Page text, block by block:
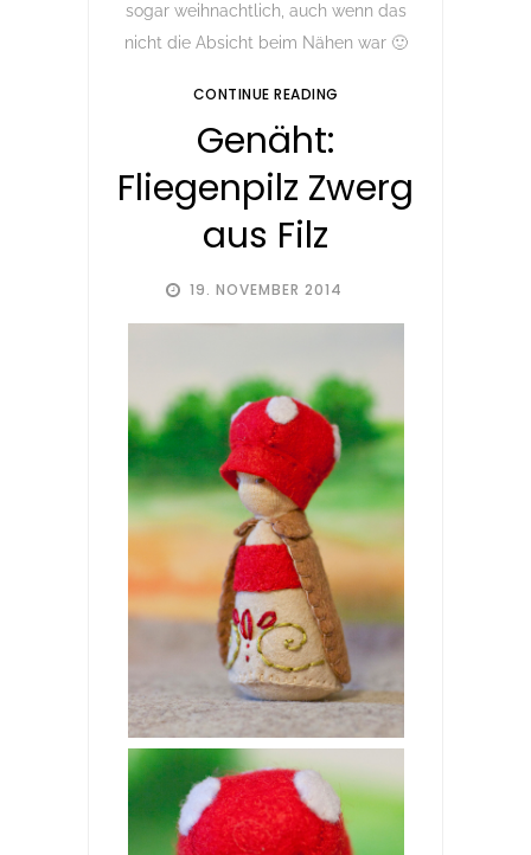
19. NOVEMBER 2014
Genäht:
Fliegenpilz Zwerg
aus Filz
sogar weihnachtlich, auch wenn das
nicht die Absicht beim Nähen war 🙂
CONTINUE READING